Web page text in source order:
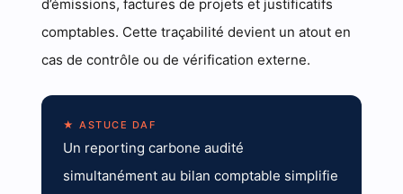
d’émissions, factures de projets et justificatifs
comptables. Cette traçabilité devient un atout en
cas de contrôle ou de vérification externe.
★ ASTUCE DAF
Un reporting carbone audité
simultanément au bilan comptable simplifie